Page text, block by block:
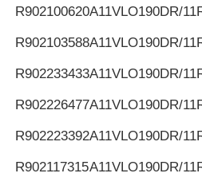
R902100620A11VLO190DR/
R902103588A11VLO190DR/
R902233433A11VLO190DR/
R902226477A11VLO190DR/
R902223392A11VLO190DR/
R902117315A11VLO190DR/